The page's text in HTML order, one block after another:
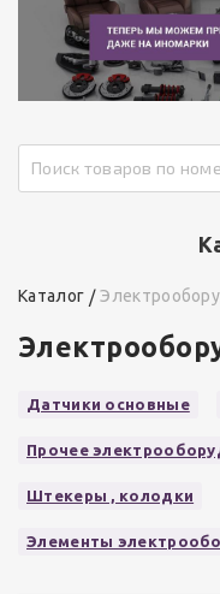
Каталог
Датчики основные
Прочее
Штекеры , колодки
Элементы